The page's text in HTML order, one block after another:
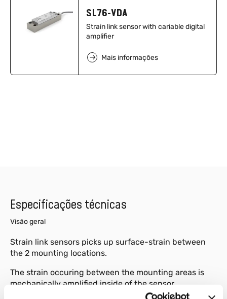
SL76-VDA
Strain link sensor with cariable digital
amplifier
Mais informações
Especificações técnicas
Visão geral
Strain link sensors picks up surface-strain between
the 2 mounting locations.
The strain occuring between the mounting areas is
mechanically amplified inside of the sensor.